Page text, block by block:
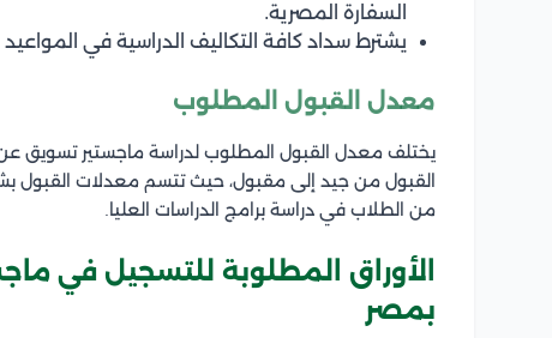
السفارة المصرية.
يشترط سداد كافة التكاليف الدراسية في
معدل القبول المطلوب
يختلف معدل القبول المطلوب لدراسة ماجستير تسويق عن
القبول من جيد إلى مقبول، حيث تتسم معدلات القبول
من الطلاب في دراسة برامج الدراسات العليا.
الأوراق المطلوبة للتسجيل في
بمصر